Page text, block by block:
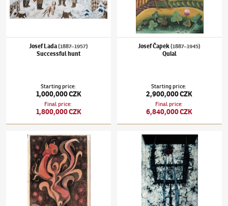
Josef Lada(1887–1957)
Successful hunt
Starting price:
1,000,000 CZK
Final price:
1,800,000 CZK
Josef Čapek(1887–1945)
Quial
Starting price:
2,900,000 CZK
Final price:
6,840,000 CZK
Ota Janeček(1919–1996)Kompletní soubor ilustrací ke knize Juana Ramóna
Mikuláš Medek(1926–1974)The view onto